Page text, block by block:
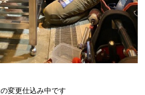
変更仕込み中です